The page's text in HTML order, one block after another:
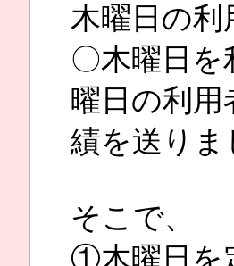
木曜日の利
〇木曜日
曜日の利用
績を送りま
そこで、
①木曜日を